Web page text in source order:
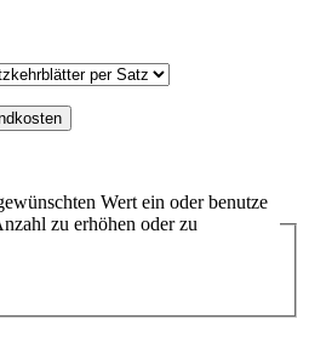
Wert ein oder benutze
zu erhöhen oder zu